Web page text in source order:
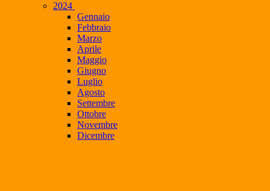
2024
Gennaio
Febbraio
Marzo
Aprile
Maggio
Giugno
Luglio
Agosto
Settembre
Ottobre
Novembre
Dicembre